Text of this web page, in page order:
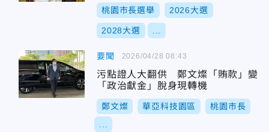
桃園市長選舉 2026大選
2028大選
要聞
污點證人大翻供 鄭文燦「賄款」變
「政治獻金」脫身現轉機
鄭文燦 華亞科技園區 桃園市長
2026/04/28 08:43